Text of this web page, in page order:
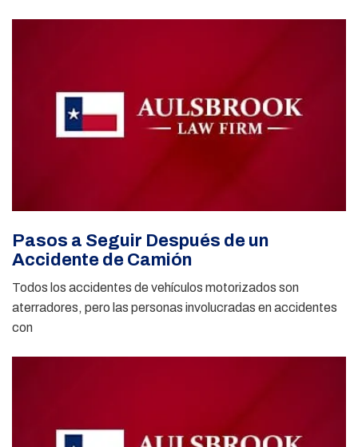
Pasos a Seguir Después de un
Accidente de Camión
Todos los accidentes de vehículos motorizados son
aterradores, pero las personas involucradas en accidentes
con